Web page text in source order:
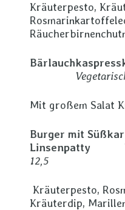
Kräuterpesto,
Mit großem Salat
Burger mit
Linsenpatty
12,5
Kräuterpesto,
Kräuterdip,